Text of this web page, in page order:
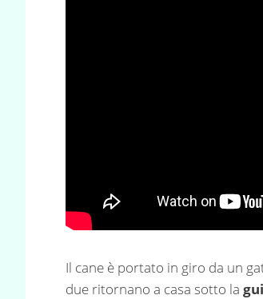
Il cane è portato in giro da un
due ritornano a casa sotto la